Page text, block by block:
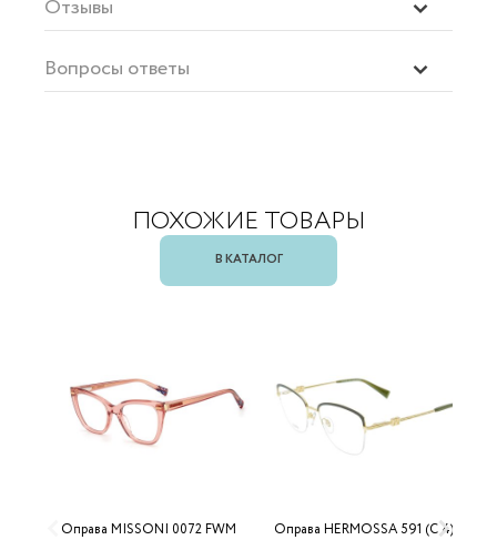
Отзывы
Вопросы ответы
ПОХОЖИЕ ТОВАРЫ
В КАТАЛОГ
Оправа MISSONI 0072 FWM Оправа HERMOSSA 591 (C 4)